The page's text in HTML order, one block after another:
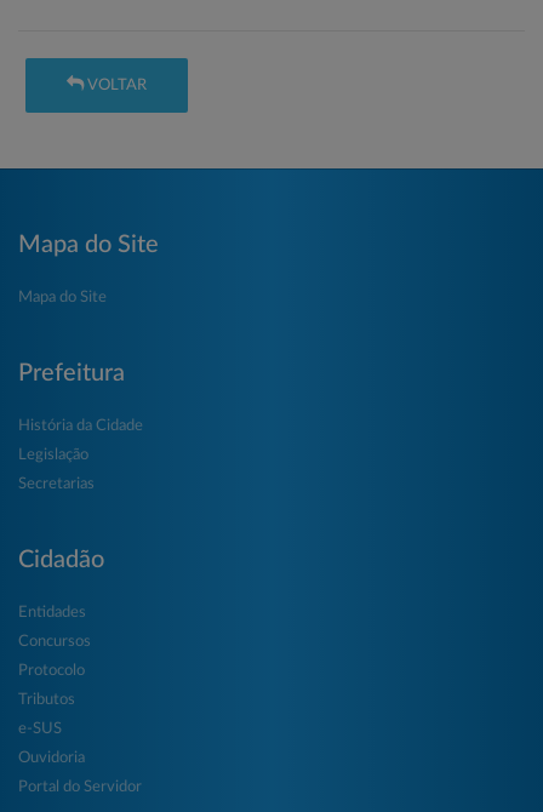
VOLTAR
Mapa do Site
Mapa do Site
Prefeitura
História da Cidade
Legislação
Secretarias
Cidadão
Entidades
Concursos
Protocolo
Tributos
e-SUS
Ouvidoria
Portal do Servidor